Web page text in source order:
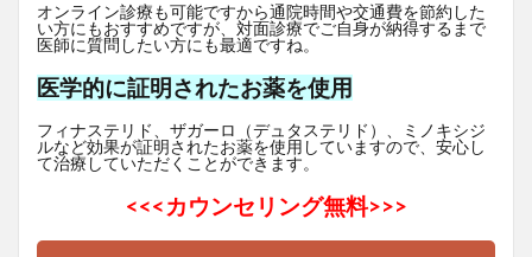
オンライン診療も可能ですから通院時間や交通費を節約した
い方にもおすすめですが、対面診療でご自身が納得するまで
医師に質問したい方にも最適ですね。
医学的に証明されたお薬を使用
フィナステリド、ザガーロ（デュタステリド）、ミノキシジ
ルなど効果が証明されたお薬を使用していますので、安心し
て治療していただくことができます。
<<<カウンセリング無料>>>